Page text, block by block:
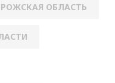
ОБЛАСТЬ